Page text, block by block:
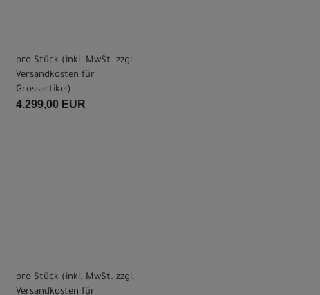
pro Stück (inkl. MwSt. zzgl.
Versandkosten für
Grossartikel )
4.299,00 EUR
pro Stück (inkl. MwSt. zzgl.
Versandkosten für